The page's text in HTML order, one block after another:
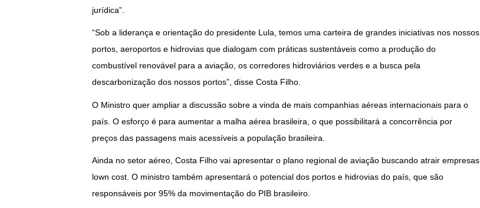
jurídica”.
“Sob a liderança e orientação do presidente Lula, temos uma carteira de grandes iniciativas nos nossos
portos, aeroportos e hidrovias que dialogam com práticas sustentáveis como a produção do
combustível renovável para a aviação, os corredores hidroviários verdes e a busca pela
descarbonização dos nossos portos”, disse Costa Filho.
O Ministro quer ampliar a discussão sobre a vinda de mais companhias aéreas internacionais para o
país. O esforço é para aumentar a malha aérea brasileira, o que possibilitará a concorrência por
preços das passagens mais acessíveis a população brasileira.
Ainda no setor aéreo, Costa Filho vai apresentar o plano regional de aviação buscando atrair empresas
lown cost. O ministro também apresentará o potencial dos portos e hidrovias do país, que são
responsáveis por 95% da movimentação do PIB brasileiro.